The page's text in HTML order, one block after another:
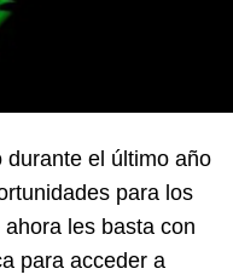
durante el último año
para los
les basta con
para acceder a